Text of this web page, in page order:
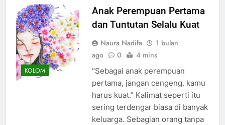
KOLOM
Anak Perempuan Pertama
dan Tuntutan Selalu Kuat
Naura Nadifa
1 bulan
ago
0 4 mins
“Sebagai anak perempuan
pertama, jangan cengeng. kamu
harus kuat.” Kalimat seperti itu
sering terdengar biasa di banyak
keluarga. Sebagian orang tanpa